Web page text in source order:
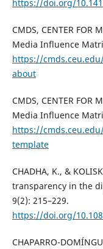
https://doi.org/
CMDS, CENTER FOR
Media Influence
https://
about
CMDS, CENTER FOR
Media Influence
https://
template
CHADHA, K., &
transparency in the
9(2): 215–229.
https://doi.org/
CHAPARRO-